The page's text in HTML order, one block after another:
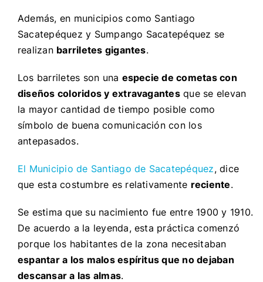
Además, en municipios como Santiago
Sacatepéquez y Sumpango Sacatepéquez se
realizan barriletes gigantes.
Los barriletes son una especie de cometas con
diseños coloridos y extravagantesque se elevan
la mayor cantidad de tiempo posible como
símbolo de buena comunicación con los
antepasados.
El Municipio de Santiago de Sacatepéquez, dice
que esta costumbre es relativamente reciente.
Se estima que su nacimiento fue entre 1900 y 1910.
De acuerdo a la leyenda, esta práctica comenzó
porque los habitantes de la zona necesitaban
espantar a los malos espíritus que no dejaban
descansar a las almas.